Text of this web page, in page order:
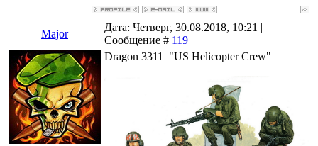
Major
Дата: Четверг, 30.08.2018, 10:21 |
Сообщение # 119
Dragon 3311 "US Helicopter Crew"